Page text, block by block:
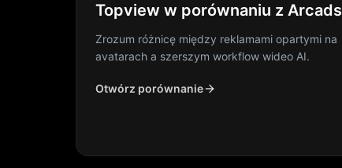
Topview w porównaniu z Arcads
Zrozum różnicę między reklamami opartymi na
avatarach a szerszym workflow wideo AI.
Otwórz porównanie